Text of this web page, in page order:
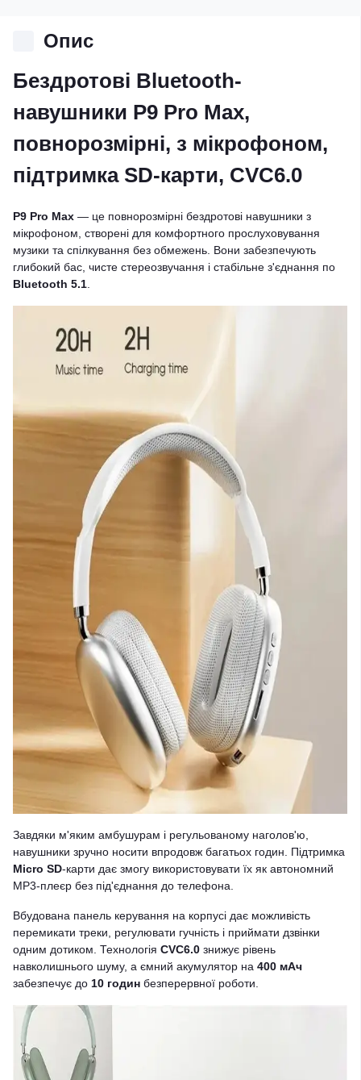
Опис
Бездротові Bluetooth-
навушники P9 Pro Max,
повнорозмірні, з мікрофоном,
підтримка SD-карти, CVC6.0
P9 Pro Max — це повнорозмірні бездротові навушники з
мікрофоном, створені для комфортного прослуховування
музики та спілкування без обмежень. Вони забезпечують
глибокий бас, чисте стереозвучання і стабільне з'єднання по
Bluetooth 5.1
Завдяки м'яким амбушурам і регульованому наголов'ю,
навушники зручно носити впродовж багатьох годин. Підтримка
Micro SD-карти дає змогу використовувати їх як автономний
MP3-плеєр без під'єднання до телефона.
Вбудована панель керування на корпусі дає можливість
перемикати треки, регулювати гучність і приймати дзвінки
одним дотиком. Технологія CVC6.0 знижує рівень
навколишнього шуму, а ємний акумулятор на 400 мАч
забезпечує до 10 годин безперервної роботи.